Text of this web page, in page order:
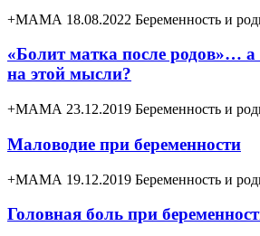
+МАМА 18.08.2022 Беременность и
«Болит матка после родов»…
на этой мысли?
+МАМА 23.12.2019 Беременность и
Маловодие при беременности
+МАМА 19.12.2019 Беременность и
Головная боль при